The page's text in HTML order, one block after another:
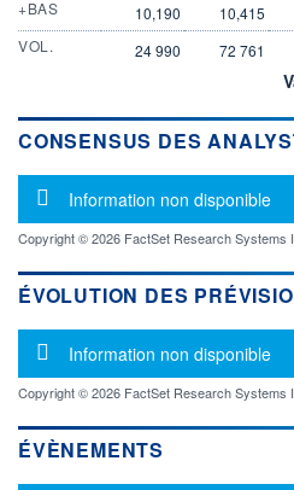
+BAS
10,190 10,415
VOL.
24 990 72 761
CONSENSUS DES
Message d'information
Information non disponible
Copyright © 2026 FactSet Research Systems
ÉVOLUTION DES
Message d'information
Information non disponible
Copyright © 2026 FactSet Research Systems
ÉVÈNEMENTS